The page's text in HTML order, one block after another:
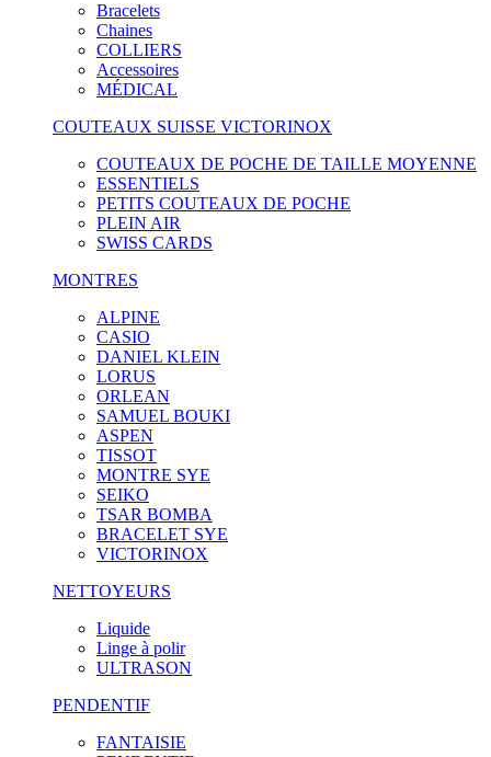
Bracelets
Chaines
COLLIERS
Accessoires
MÉDICAL
COUTEAUX SUISSE VICTORINOX
COUTEAUX DE POCHE DE TAILLE MOYENNE
ESSENTIELS
PETITS COUTEAUX DE POCHE
PLEIN AIR
SWISS CARDS
MONTRES
ALPINE
CASIO
DANIEL KLEIN
LORUS
ORLEAN
SAMUEL BOUKI
ASPEN
TISSOT
MONTRE SYE
SEIKO
TSAR BOMBA
BRACELET SYE
VICTORINOX
NETTOYEURS
Liquide
Linge à polir
ULTRASON
PENDENTIF
FANTAISIE